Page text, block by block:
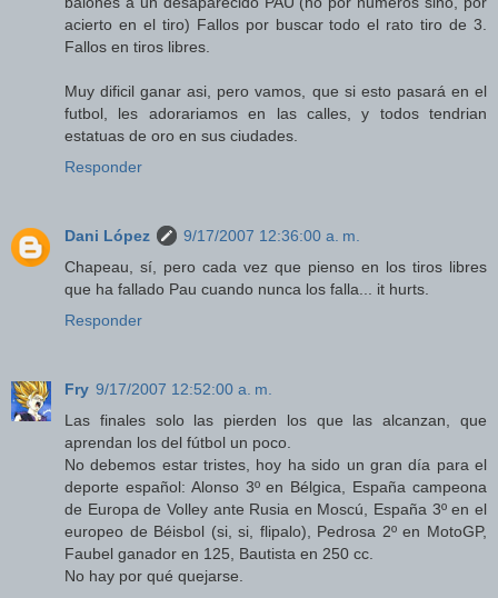
acierto en el tiro) Fallos por buscar todo el rato tiro de 3.
Fallos en tiros libres.
Muy dificil ganar asi, pero vamos, que si esto pasará en el
futbol, les adorariamos en las calles, y todos tendrian
estatuas de oro en sus ciudades.
Responder
Dani López
9/17/2007 12:36:00 a. m.
Chapeau, sí, pero cada vez que pienso en los tiros libres
que ha fallado Pau cuando nunca los falla... it hurts.
Responder
Fry 9/17/2007 12:52:00 a. m.
Las finales solo las pierden los que las alcanzan, que
aprendan los del fútbol un poco.
No debemos estar tristes, hoy ha sido un gran día para el
deporte español: Alonso 3º en Bélgica, España campeona
de Europa de Volley ante Rusia en Moscú, España 3º en el
europeo de Béisbol (si, si, flipalo), Pedrosa 2º en MotoGP,
Faubel ganador en 125, Bautista en 250 cc.
No hay por qué quejarse.